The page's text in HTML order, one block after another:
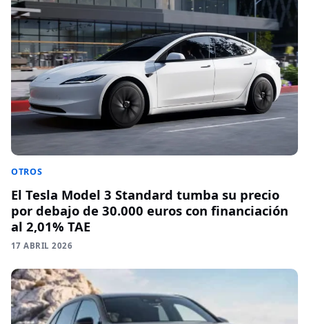
OTROS
El Tesla Model 3 Standard tumba su precio
por debajo de 30.000 euros con financiación
al 2,01% TAE
17 ABRIL 2026